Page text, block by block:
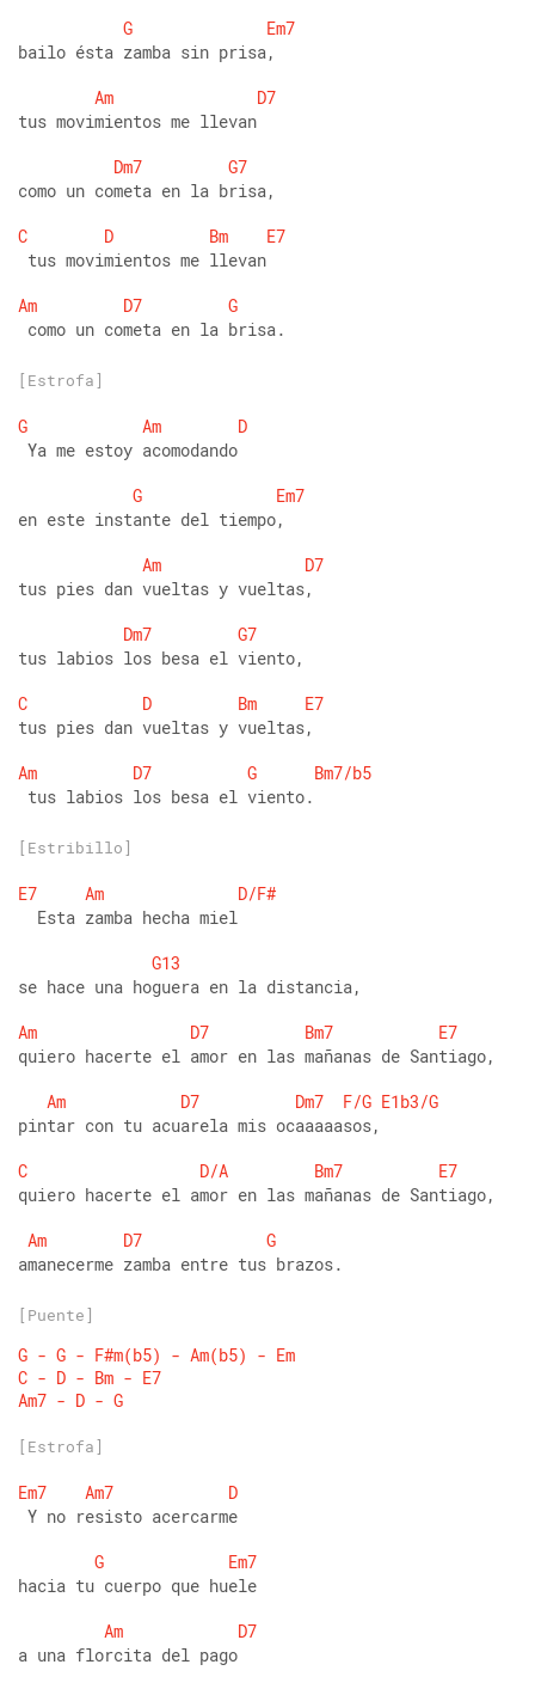
G
Em7
bailo ésta zamba sin prisa,
Am
D7
tus movimientos me llevan
Dm7
G7
como un cometa en la brisa,
C
D Bm
E7
tus movimientos me llevan
Am
D7
G
como un cometa en la brisa.
[Estrofa]
G Am
D
Ya me estoy acomodando
G
Em7
en este instante del tiempo,
Am
D7
tus pies dan vueltas y vueltas,
Dm7
G7
tus labios los besa el viento,
C
D Bm
E7
tus pies dan vueltas y vueltas,
Am
D7 G
Bm7/b5
tus labios los besa el viento.
[Estribillo]
E7 Am
D/F#
  Esta zamba hecha miel
G13
se hace una hoguera en la distancia,
Am
D7 Bm7
E7
quiero hacerte el amor en las mañanas de Santiago,
Am
D7 Dm7 F/G E1b3/G
pintar con tu acuarela mis ocaaaaasos,
C
D/A Bm7
E7
quiero hacerte el amor en las mañanas de Santiago,
Am
D7
G
amanecerme zamba entre tus brazos.
[Puente]
G - G - F#m(b5) - Am(b5) - Em
C - D - Bm - E7
Am7 - D - G
[Estrofa]
Em7 Am7
D
Y no resisto acercarme
G
Em7
hacia tu cuerpo que huele
Am
D7
a una florcita del pago